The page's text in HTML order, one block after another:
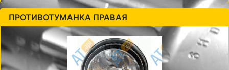
ПРОТИВОТУМАНКА ПРАВАЯ